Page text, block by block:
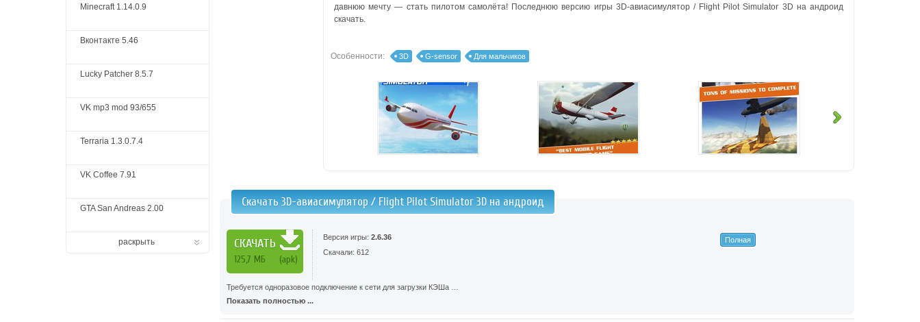
давнюю мечту — стать пилотом самолёта! Последнюю версию игры 3D-авиасимулятор / Flight Pilot Simulator 3D на андроид
скачать.
Особенности: 3D G-sensor Для мальчиков
Скачать 3D-авиасимулятор / Flight Pilot Simulator 3D на андроид
СКАЧАТЬ
125,7 МБ (apk)
Версия игры: 2.6.36
Скачали: 612
Полная
Требуется одноразовое подключение к сети для загрузки КЭШа …
Показать полностью ...
Minecraft 1.14.0.9
Вконтакте 5.46
Lucky Patcher 8.5.7
VK mp3 mod 93/655
Terraria 1.3.0.7.4
VK Coffee 7.91
GTA San Andreas 2.00
раскрыть